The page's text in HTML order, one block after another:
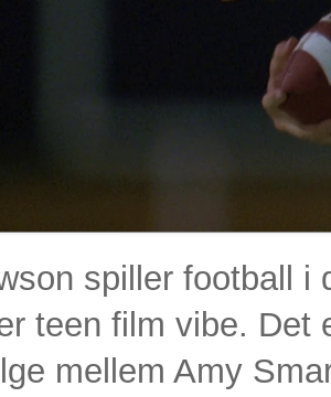
spiller football i
teen film vibe. Det
mellem Amy